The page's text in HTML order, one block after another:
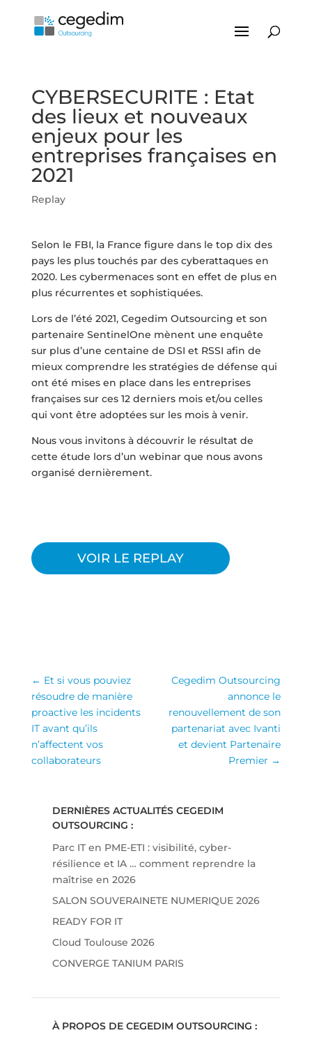
CYBERSECURITE : Etat
des lieux et nouveaux
enjeux pour les
entreprises françaises en
2021
Replay
Selon le FBI, la France figure dans le top dix des
pays les plus touchés par des cyberattaques en
2020. Les cybermenaces sont en effet de plus en
plus récurrentes et sophistiquées.
Lors de l’été 2021, Cegedim Outsourcing et son
partenaire SentinelOne mènent une enquête
sur plus d’une centaine de DSI et RSSI afin de
mieux comprendre les stratégies de défense qui
ont été mises en place dans les entreprises
françaises sur ces 12 derniers mois et/ou celles
qui vont être adoptées sur les mois à venir.
Nous vous invitons à découvrir le résultat de
cette étude lors d’un webinar que nous avons
organisé dernièrement.
VOIR LE REPLAY
← Et si vous pouviez
résoudre de manière
proactive les incidents
IT avant qu’ils
n’affectent vos
collaborateurs
Cegedim Outsourcing
annonce le
renouvellement de son
partenariat avec Ivanti
et devient Partenaire
Premier →
DERNIÈRES ACTUALITÉS CEGEDIM
OUTSOURCING :
Parc IT en PME-ETI : visibilité, cyber-
résilience et IA … comment reprendre la
maîtrise en 2026
SALON SOUVERAINETE NUMERIQUE 2026
READY FOR IT
Cloud Toulouse 2026
CONVERGE TANIUM PARIS
À PROPOS DE CEGEDIM OUTSOURCING :